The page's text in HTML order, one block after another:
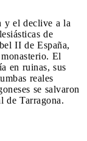
y el declive a la
de
II de España,
El
en ruinas, sus
reales
se salvaron
de Tarragona.